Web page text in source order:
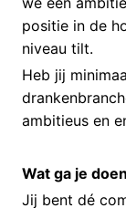
positie in de
niveau tilt.
Heb jij
ambitieus en
Wat ga je
Jij bent dé